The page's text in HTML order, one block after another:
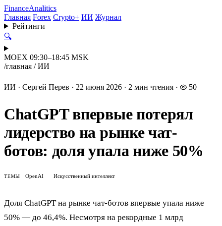
FinanceAnalitics
Главная Forex Crypto+ ИИ Журнал
Рейтинги
🔍
MOEX 09:30–18:45 MSK
/главная / ИИ
ИИ · Сергей Перев · 22 июня 2026 · 2 мин чтения · 50
ChatGPT впервые потерял
лидерство на рынке чат-
ботов: доля упала ниже 50%
ТЕМЫ OpenAI Искусственный интеллект
Доля ChatGPT на рынке чат-ботов впервые упала ниже
50% — до 46,4%. Несмотря на рекордные 1 млрд